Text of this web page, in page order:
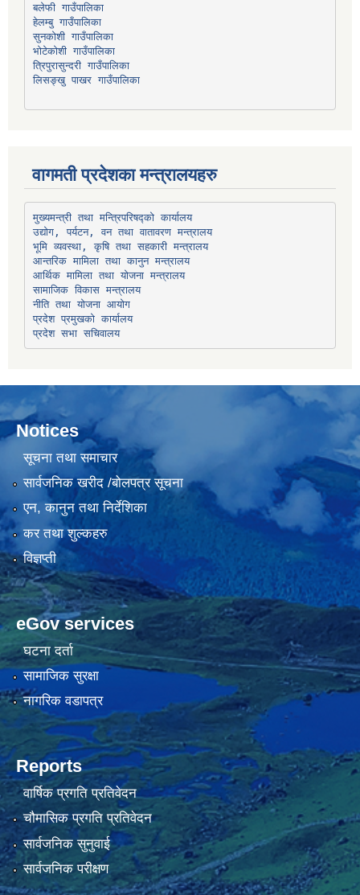
बलेफी गाउँपालिका
हेलम्बु गाउँपालिका
सुनकोशी गाउँपालिका
भोटेकोशी गाउँपालिका
त्रिपुरासुन्दरी गाउँपालिका
लिसङ्खु पाखर गाउँपालिका
वागमती प्रदेशका मन्त्रालयहरु
मुख्यमन्त्री तथा मन्त्रिपरिषद्को कार्यालय
उद्योग, पर्यटन, वन तथा वातावरण मन्त्रालय
भूमि व्यवस्था, कृषि तथा सहकारी मन्त्रालय
आन्तरिक मामिला तथा कानुन मन्त्रालय
आर्थिक मामिला तथा योजना मन्त्रालय
सामाजिक विकास मन्त्रालय
नीति तथा योजना आयोग
प्रदेश प्रमुखको कार्यालय
प्रदेश सभा सचिवालय
Notices
सूचना तथा समाचार
सार्वजनिक खरीद /बोलपत्र सूचना
एन, कानुन तथा निर्देशिका
कर तथा शुल्कहरु
विज्ञप्ती
eGov services
घटना दर्ता
सामाजिक सुरक्षा
नागरिक वडापत्र
Reports
वार्षिक प्रगति प्रतिवेदन
चौमासिक प्रगति प्रतिवेदन
सार्वजनिक सुनुवाई
सार्वजनिक परीक्षण